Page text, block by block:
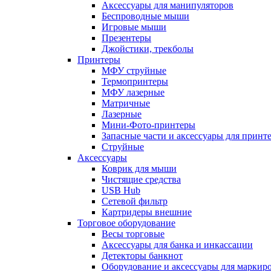
Аксессуары для манипуляторов
Беспроводные мыши
Игровые мыши
Презентеры
Джойстики, трекболы
Принтеры
МФУ струйные
Термопринтеры
МФУ лазерные
Матричные
Лазерные
Мини-Фото-принтеры
Запасные части и аксессуары для
Струйные
Аксессуары
Коврик для мыши
Чистящие средства
USB Hub
Сетевой фильтр
Картридеры внешние
Торговое оборудование
Весы торговые
Аксессуары для банка и инкассации
Детекторы банкнот
Оборудование и аксессуары для